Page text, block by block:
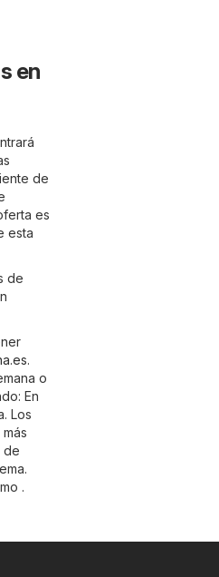
en
de
es
esta
de
.
o
En
Los
de
.